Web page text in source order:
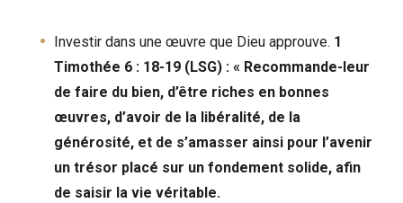
Investir dans une œuvre que Dieu approuve. 1
Timothée 6 : 18-19 (LSG) : « Recommande-leur
de faire du bien, d’être riches en bonnes
œuvres, d’avoir de la libéralité, de la
générosité, et de s’amasser ainsi pour l’avenir
un trésor placé sur un fondement solide, afin
de saisir la vie véritable.